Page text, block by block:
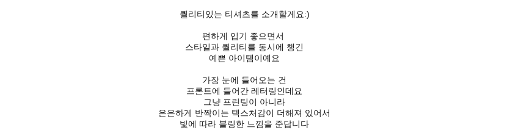
퀄리티있는 티셔츠를 소개할게요:)
편하게 입기 좋으면서
스타일과 퀄리티를 동시에 챙긴
예쁜 아이템이예요
가장 눈에 들어오는 건
프론트에 들어간 레터링인데요
그냥 프린팅이 아니라
은은하게 반짝이는 텍스처감이 더해져 있어서
빛에 따라 블링한 느낌을 준답니다